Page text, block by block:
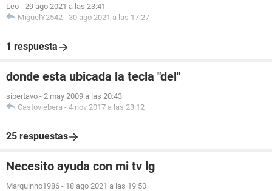
Leo - 29 ago 2021 a las 23:41
MiguelY2542 - 30 ago 2021 a las 17:27
1 respuesta
donde esta ubicada la tecla "del"
sipertavo - 2 may 2009 a las 20:43
Castoviebera - 4 nov 2017 a las 23:12
25 respuestas
Necesito ayuda con mi tv lg
Marquinho1986 - 18 ago 2021 a las 19:50